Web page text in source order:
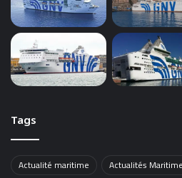
Tags
Actualité maritime
Actualités